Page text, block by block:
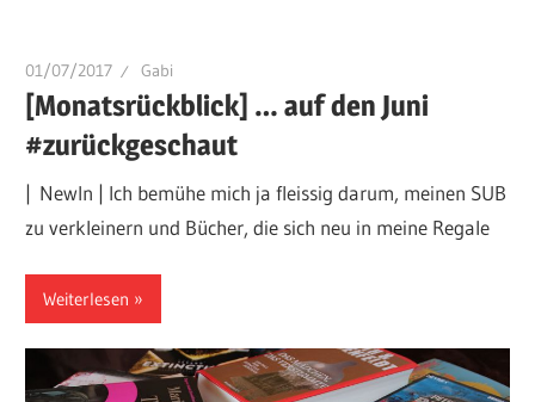
01/07/2017 Gabi
[Monatsrückblick] … auf den Juni
#zurückgeschaut
| NewIn | Ich bemühe mich ja fleissig darum, meinen SUB
zu verkleinern und Bücher, die sich neu in meine Regale
Weiterlesen